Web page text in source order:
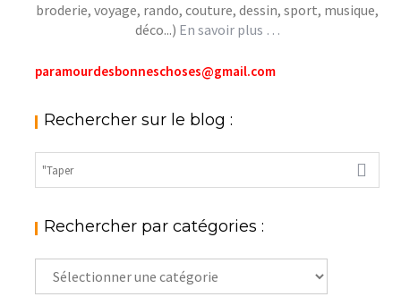
broderie, voyage, rando, couture, dessin, sport, musique,
déco...) En savoir plus …
paramourdesbonneschoses@gmail.com
Rechercher sur le blog :
Rechercher par catégories :
Rechercher
par